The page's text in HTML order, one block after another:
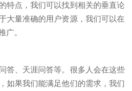
特点，我们可以找到相关的垂直论
大量准确的用户资源，我们可以在
广。
答、天涯问答等。很多人会在这些
如果我们能满足他们的需求，我们